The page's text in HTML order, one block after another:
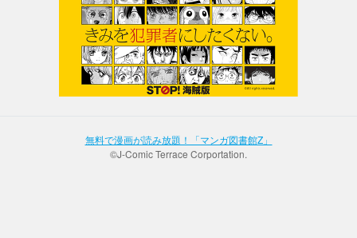
無料で漫画が読み放題！「マンガ図書館Z」
©J-Comic Terrace Corportation.